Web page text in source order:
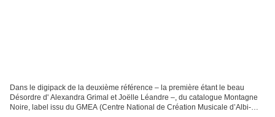
Dans le digipack de la deuxième référence – la première étant le beau
Désordre d' Alexandra Grimal et Joëlle Léandre –, du catalogue Montagne
Noire, label issu du GMEA (Centre National de Création Musicale d’Albi-